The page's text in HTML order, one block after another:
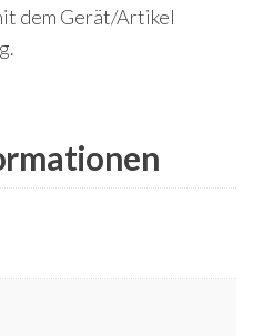
dem Gerät/Artikel